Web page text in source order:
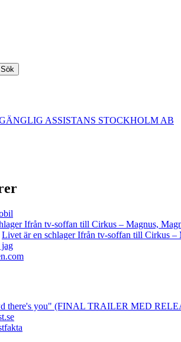
ASSISTANS STOCKHOLM AB
Ifrån tv-soffan till Cirkus – Magnus,
Livet är en schlager Ifrån tv-soffan till Cirkus –
jag
there's you" (FINAL TRAILER MED